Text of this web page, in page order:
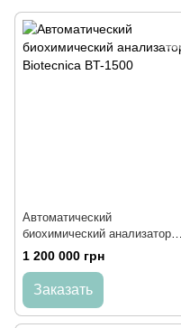
Автоматический
биохимический анализатор
Biotecnica BT-1500
1 200 000 грн
Заказать